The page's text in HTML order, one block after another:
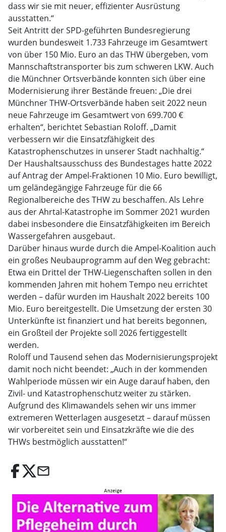
dass wir sie mit neuer, effizienter Ausrüstung
ausstatten.“
Seit Antritt der SPD-geführten Bundesregierung
wurden bundesweit 1.733 Fahrzeuge im Gesamtwert
von über 150 Mio. Euro an das THW übergeben, vom
Mannschaftstransporter bis zum schweren LKW. Auch
die Münchner Ortsverbände konnten sich über eine
Modernisierung ihrer Bestände freuen: „Die drei
Münchner THW-Ortsverbände haben seit 2022 neun
neue Fahrzeuge im Gesamtwert von 699.700 €
erhalten“, berichtet Sebastian Roloff. „Damit
verbessern wir die Einsatzfähigkeit des
Katastrophenschutzes in unserer Stadt nachhaltig.“
Der Haushaltsausschuss des Bundestages hatte 2022
auf Antrag der Ampel-Fraktionen 10 Mio. Euro bewilligt,
um geländegängige Fahrzeuge für die 66
Regionalbereiche des THW zu beschaffen. Als Lehre
aus der Ahrtal-Katastrophe im Sommer 2021 wurden
dabei insbesondere die Einsatzfähigkeiten im Bereich
Wassergefahren ausgebaut.
Darüber hinaus wurde durch die Ampel-Koalition auch
ein großes Neubauprogramm auf den Weg gebracht:
Etwa ein Drittel der THW-Liegenschaften sollen in den
kommenden Jahren mit hohem Tempo neu errichtet
werden – dafür wurden im Haushalt 2022 bereits 100
Mio. Euro bereitgestellt. Die Umsetzung der ersten 30
Unterkünfte ist finanziert und hat bereits begonnen,
ein Großteil der Projekte soll 2026 fertiggestellt
werden.
Roloff und Tausend sehen das Modernisierungsprojekt
damit noch nicht beendet: „Auch in der kommenden
Wahlperiode müssen wir ein Auge darauf haben, den
Zivil- und Katastrophenschutz weiter zu stärken.
Aufgrund des Klimawandels sehen wir uns immer
extremeren Wetterlagen ausgesetzt – darauf müssen
wir vorbereitet sein und Einsatzkräfte wie die des
THWs bestmöglich ausstatten!“
email